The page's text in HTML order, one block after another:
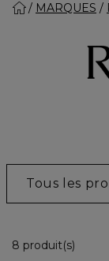
MARQUES
Tous les
8 produit(s)